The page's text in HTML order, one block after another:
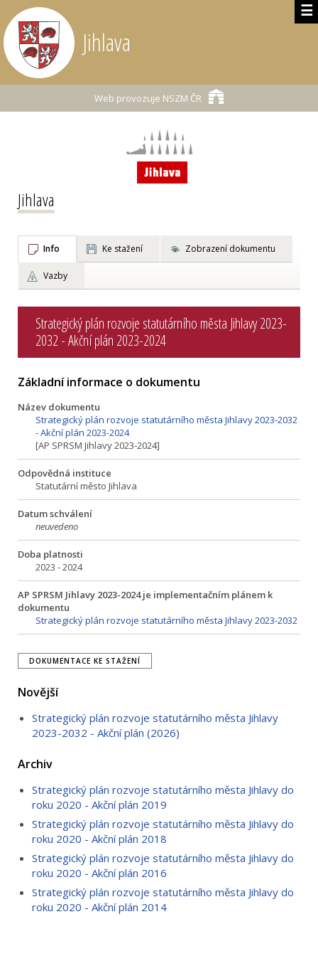
☰
Jihlava
Web provozuje NSZM ČR
Jihlava
Info Ke stažení Zobrazení dokumentu
Vazby
Strategický plán rozvoje statutárního města Jihlavy 2023-
2032 - Akční plán 2023-2024
Základní informace o dokumentu
Název dokumentu
Strategický plán rozvoje statutárního města Jihlavy 2023-2032
- Akční plán 2023-2024
[AP SPRSM Jihlavy 2023-2024]
Odpovědná instituce
Statutární město Jihlava
Datum schválení
neuvedeno
Doba platnosti
2023 - 2024
AP SPRSM Jihlavy 2023-2024 je implementačním plánem k
dokumentu
Strategický plán rozvoje statutárního města Jihlavy 2023-2032
DOKUMENTACE KE STAŽENÍ
Novější
Strategický plán rozvoje statutárního města Jihlavy
2023-2032 - Akční plán (2026)
Archiv
Strategický plán rozvoje statutárního města Jihlavy do
roku 2020 - Akční plán 2019
Strategický plán rozvoje statutárního města Jihlavy do
roku 2020 - Akční plán 2018
Strategický plán rozvoje statutárního města Jihlavy do
roku 2020 - Akční plán 2016
Strategický plán rozvoje statutárního města Jihlavy do
roku 2020 - Akční plán 2014